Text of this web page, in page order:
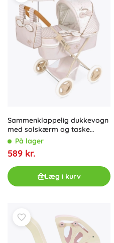
Sammenklappelig dukkevogn
med solskærm og taske
Verona 60 cm
På lager
589 kr.
Læg i kurv